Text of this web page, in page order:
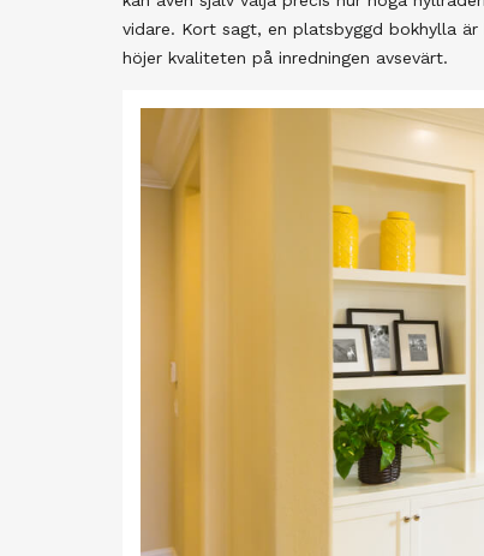
vidare. Kort sagt, en platsbyggd bokhylla
höjer kvaliteten på inredningen avsevärt.